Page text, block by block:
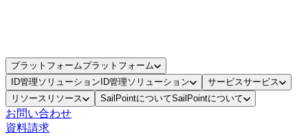
プラットフォームプラットフォーム
ID管理ソリューション ID管理ソリューション サービスサービス
リソース リソース SailPointについてSailPointについて
お問い合わせ
資料請求